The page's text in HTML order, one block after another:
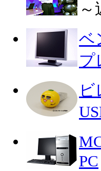
ベ
プ
PC